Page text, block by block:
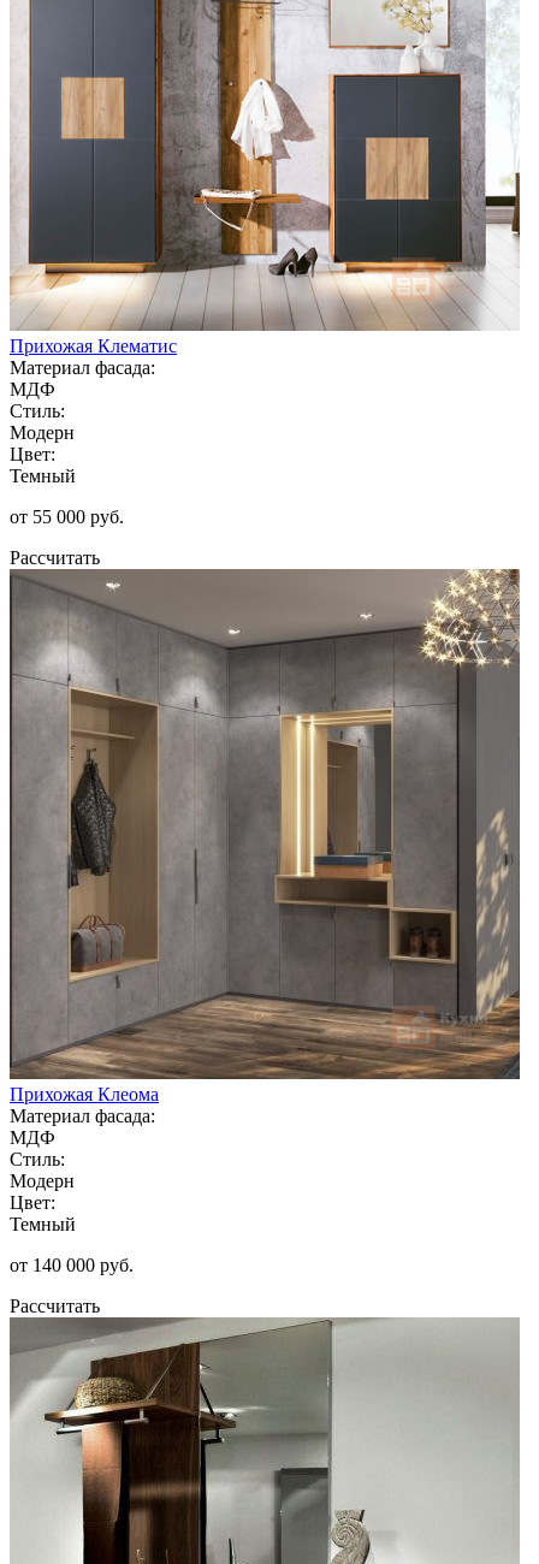
Прихожая Клематис
Материал фасада:
МДФ
Стиль:
Модерн
Цвет:
Темный
от 55 000 руб.
Рассчитать
Прихожая Клеома
Материал фасада:
МДФ
Стиль:
Модерн
Цвет:
Темный
от 140 000 руб.
Рассчитать